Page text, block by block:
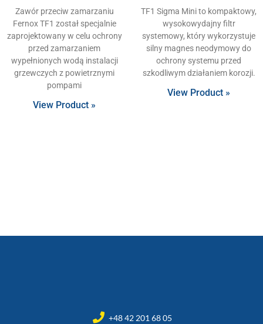
Zawór przeciw zamarzaniu
Fernox TF1 został specjalnie
zaprojektowany w celu ochrony
przed zamarzaniem
wypełnionych wodą instalacji
grzewczych z powietrznymi
pompami
View Product »
TF1 Sigma Mini to kompaktowy,
wysokowydajny filtr
systemowy, który wykorzystuje
silny magnes neodymowy do
ochrony systemu przed
szkodliwym działaniem korozji.
View Product »
+48 42 201 68 05